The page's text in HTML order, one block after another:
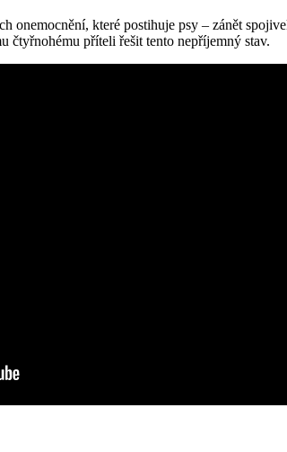
onemocnění, které postihuje psy – zánět
čtyřnohému příteli řešit tento nepříjemný stav.